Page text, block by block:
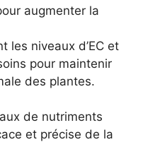
augmenter la
les niveaux d’EC et
pour maintenir
des plantes.
de nutriments
et précise de la